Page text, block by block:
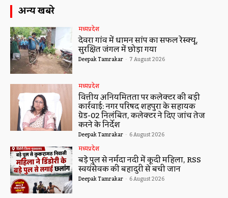
अन्य खबरे
मध्यप्रदेश
देवरा गांव में धामन सांप का सफल रेस्क्यू,
सुरक्षित जंगल में छोड़ा गया
Deepak Tamrakar - 7 August 2026
मध्यप्रदेश
वित्तीय अनियमितता पर कलेक्टर की बड़ी
कार्रवाई: नगर परिषद शहपुरा के सहायक
ग्रेड-02 निलंबित, कलेक्टर ने दिए जांच तेज
करने के निर्देश
Deepak Tamrakar - 6 August 2026
मध्यप्रदेश
बड़े पुल से नर्मदा नदी में कूदी महिला, RSS
स्वयंसेवक की बहादुरी से बची जान
Deepak Tamrakar - 6 August 2026